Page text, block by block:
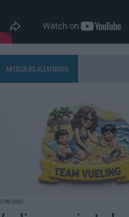
ARTÍCULOS ALEATORIOS
08/2026